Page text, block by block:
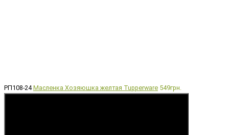
РП108-24 Масленка Хозяюшка желтая Tupperware 549грн.